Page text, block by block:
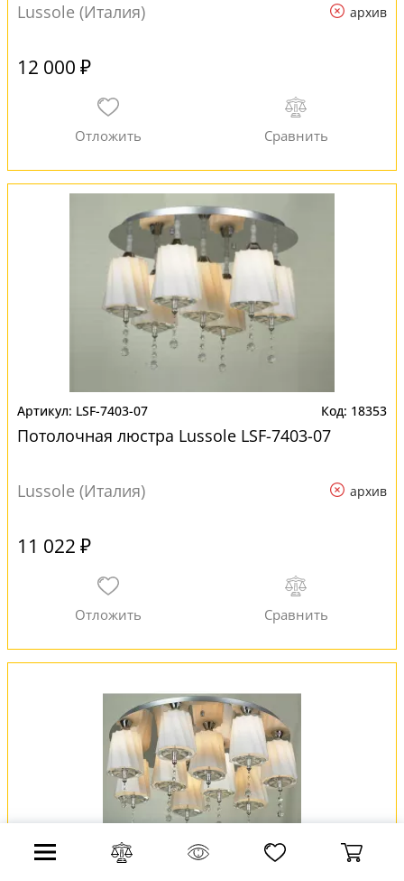
Lussole (Италия) архив
12 000 ₽
LSF-7403-07 18353
Потолочная люстра Lussole LSF-7403-07
Lussole (Италия) архив
11 022 ₽